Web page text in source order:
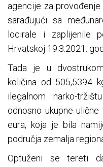
agencije za
sarađujući sa
locirale i zaplijenile
Hrvatskoj 19.3.2021.
Tada je u
količina od 505,5394
ilegalnom narko-
odnosno ukupne
eura, koja je bila
područja zemalja
Optuženi se tereti